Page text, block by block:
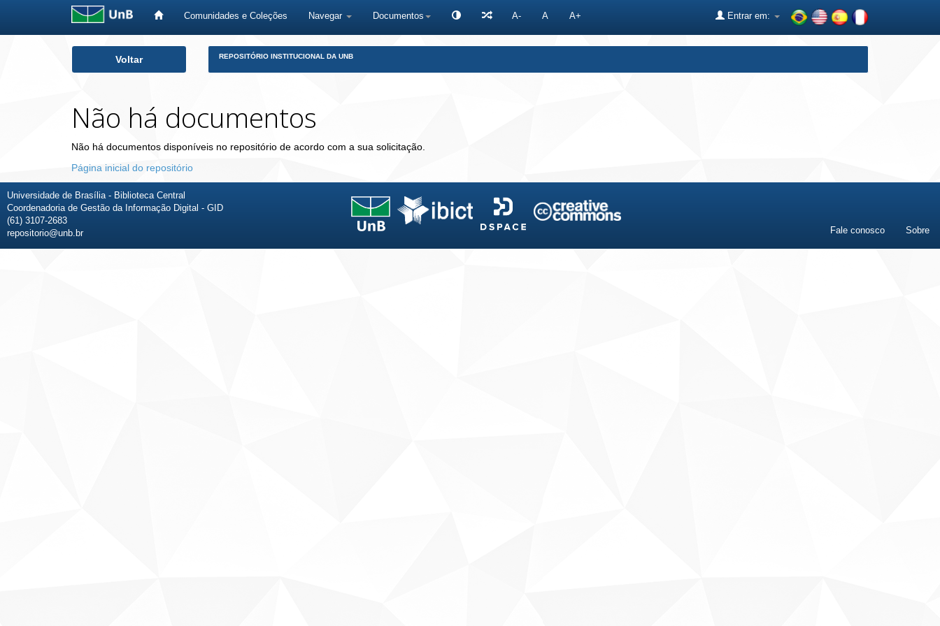
Comunidades e Coleções Navegar Documentos A- A A+ Entrar em:
Voltar REPOSITÓRIO INSTITUCIONAL DA UNB
Não há documentos
Não há documentos disponíveis no repositório de acordo com a sua solicitação.
Página inicial do repositório
Universidade de Brasília - Biblioteca Central
Coordenadoria de Gestão da Informação Digital - GID
(61) 3107-2683
repositorio@unb.br
Fale conosco Sobre